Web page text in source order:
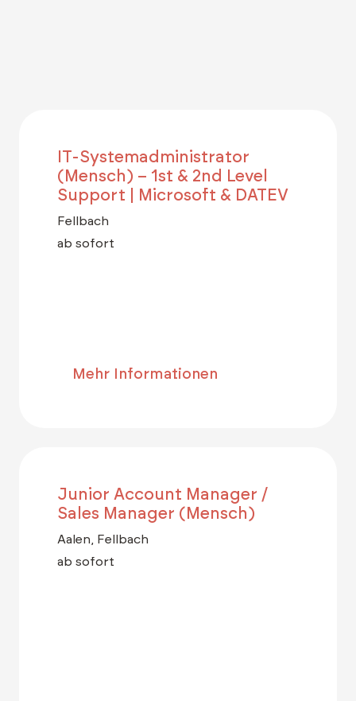
IT-Systemadministrator
(Mensch) – 1st & 2nd Level
Support | Microsoft & DATEV
Fellbach
ab sofort
Mehr Informationen
Junior Account Manager /
Sales Manager (Mensch)
Aalen, Fellbach
ab sofort